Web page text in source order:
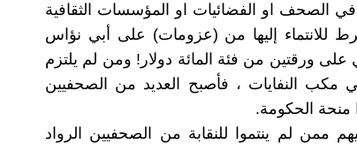
في الصحف او الفضائيات او المؤسسات الثقافية
للانتماء إليها من (عزومات) على أبي نؤاس
ورقتين من فئة المائة دولار! ومن لم يلتزم
النفايات ، فأصبح العديد من الصحفيين
منحة الحكومة.
ممن لم ينتموا للنقابة من الصحفيين الرواد